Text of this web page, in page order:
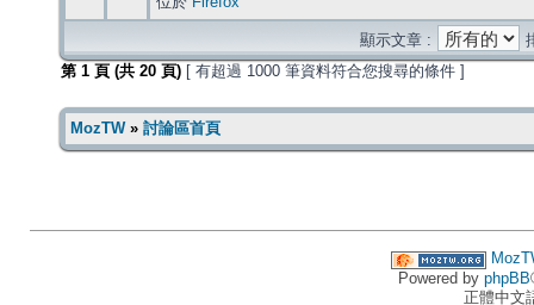
顯示文章 :
第 1 頁 (共 20 頁) [ 有超過 1000 筆資料符合您搜尋的條件 ]
MozTW» 討論區首頁
Powered by phpBB
正體中文